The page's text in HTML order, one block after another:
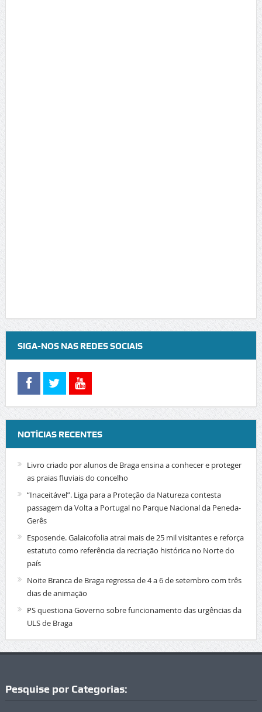
SIGA-NOS NAS REDES SOCIAIS
NOTÍCIAS RECENTES
Livro criado por alunos de Braga ensina a conhecer e proteger
as praias fluviais do concelho
“Inaceitável”. Liga para a Proteção da Natureza contesta
passagem da Volta a Portugal no Parque Nacional da Peneda-
Gerês
Esposende. Galaicofolia atrai mais de 25 mil visitantes e reforça
estatuto como referência da recriação histórica no Norte do
país
Noite Branca de Braga regressa de 4 a 6 de setembro com três
dias de animação
PS questiona Governo sobre funcionamento das urgências da
ULS de Braga
Pesquise por Categorias: